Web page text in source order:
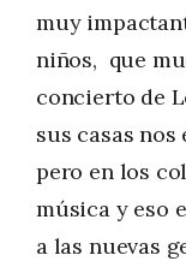
muy
niños, que
concierto de
sus casas
pero en los
música y eso
a las nuevas